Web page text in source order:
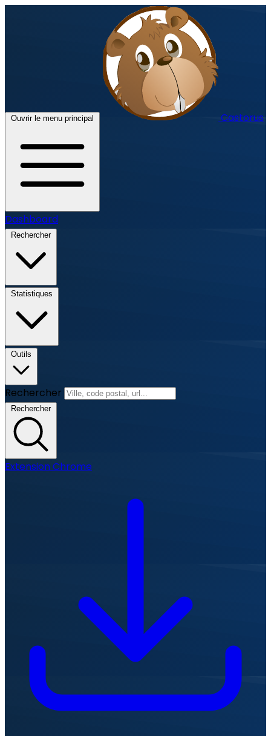
Ouvrir le menu principal Castorus
Dashboard
Rechercher
Statistiques
Outils
Rechercher
Rechercher
Extension Chrome